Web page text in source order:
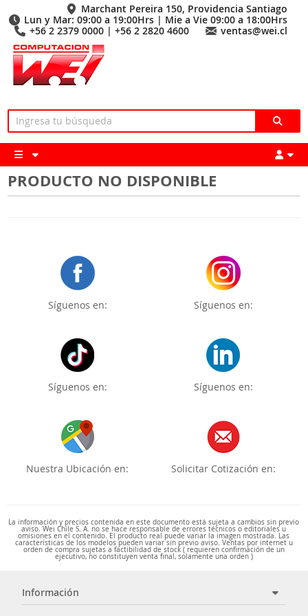
Marchant Pereira 150, Providencia Santiago
Lun y Mar: 09:00 a 19:00Hrs | Mie a Vie 09:00 a 18:00Hrs
+56 2 2379 0000 | +56 2 2820 4600
ventas@wei.cl
PRODUCTO NO DISPONIBLE
Síguenos en: Síguenos en:
Síguenos en: Síguenos en:
Nuestra Ubicación en: Solicitar Cotización en:
La información y precios contenida en este documento está sujeta a cambios sin previo
aviso. Wei Chile S. A. no se hace responsable de errores técnicos o editoriales u
omisiones en el contenido. El producto real puede variar la imagen mostrada. Las
características de los modelos pueden variar sin previo aviso. Ventas por internet u
orden de compra sujetas a factibilidad de stock ( requieren confirmación de un
ejecutivo, no constituyen venta final, solamente una orden )
Información